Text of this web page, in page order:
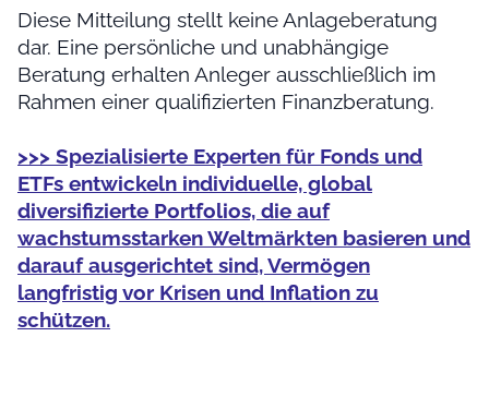
Diese Mitteilung stellt keine Anlageberatung
dar. Eine persönliche und unabhängige
Beratung erhalten Anleger ausschließlich im
Rahmen einer qualifizierten Finanzberatung.
>>> Spezialisierte Experten für Fonds und
ETFs entwickeln individuelle, global
diversifizierte Portfolios, die auf
wachstumsstarken Weltmärkten basieren und
darauf ausgerichtet sind, Vermögen
langfristig vor Krisen und Inflation zu
schützen.